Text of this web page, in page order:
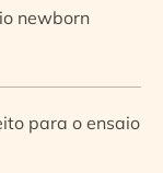
newborn
para o ensaio